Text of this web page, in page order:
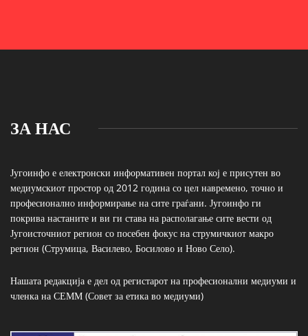
ЗА НАС
Југоинфо е електронски информативен портал кој е присутен во
медиумскиот простор од 2012 година со цел навремено, точно и
професионално информирање на сите граѓани. Југоинфо ги
покрива настаните и ви ги става на располагање сите вести од
Југоисточниот регион со посебен фокус на струмичкиот макро
регион (Струмица, Василево, Босилово и Ново Село).
Нашата редакција е дел од регистарот на професионални медиуми и
членка на СЕММ (Совет за етика во медиуми)